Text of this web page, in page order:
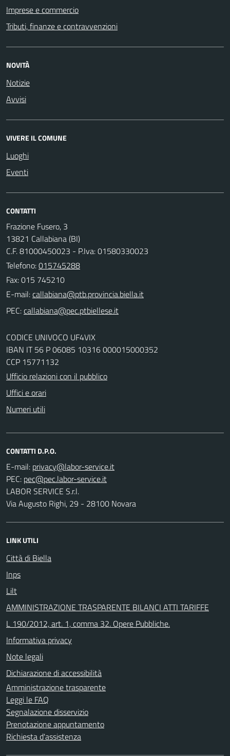
Imprese e commercio
Tributi, finanze e contravvenzioni
NOVITÀ
Notizie
Avvisi
VIVERE IL COMUNE
Luoghi
Eventi
CONTATTI
Frazione Fusero, 3
13821 Callabiana (BI)
C.F. 81000450023 - P.Iva: 01580330023
Telefono:015745288
Fax: 015 745210
E-mail:
PEC:
CODICE UNIVOCO UF4VIX
IBAN IT 56 P 06085 10316 000015000352
CCP 15771132
Ufficio relazioni con il pubblico
Uffici e orari
Numeri utili
CONTATTI D.P.O.
E-mail:
PEC:
LABOR SERVICE S.r.l.
Via Augusto Righi, 29 - 28100 Novara
LINK UTILI
Città di Biella
Inps
Lilt
AMMINISTRAZIONE TRASPARENTE BILANCI ATTI TARIFFE
L 190/2012, art. 1, comma 32. Opere Pubbliche.
Informativa privacy
Note legali
Dichiarazione di accessibilità
Amministrazione trasparente
Leggi le FAQ
Segnalazione disservizio
Prenotazione appuntamento
Richiesta d'assistenza